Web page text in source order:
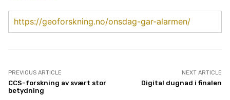
https://geoforskning.no/onsdag-gar-alarmen/
PREVIOUS ARTICLE
CCS-forskning av svært stor
betydning
NEXT ARTICLE
Digital dugnad i finalen